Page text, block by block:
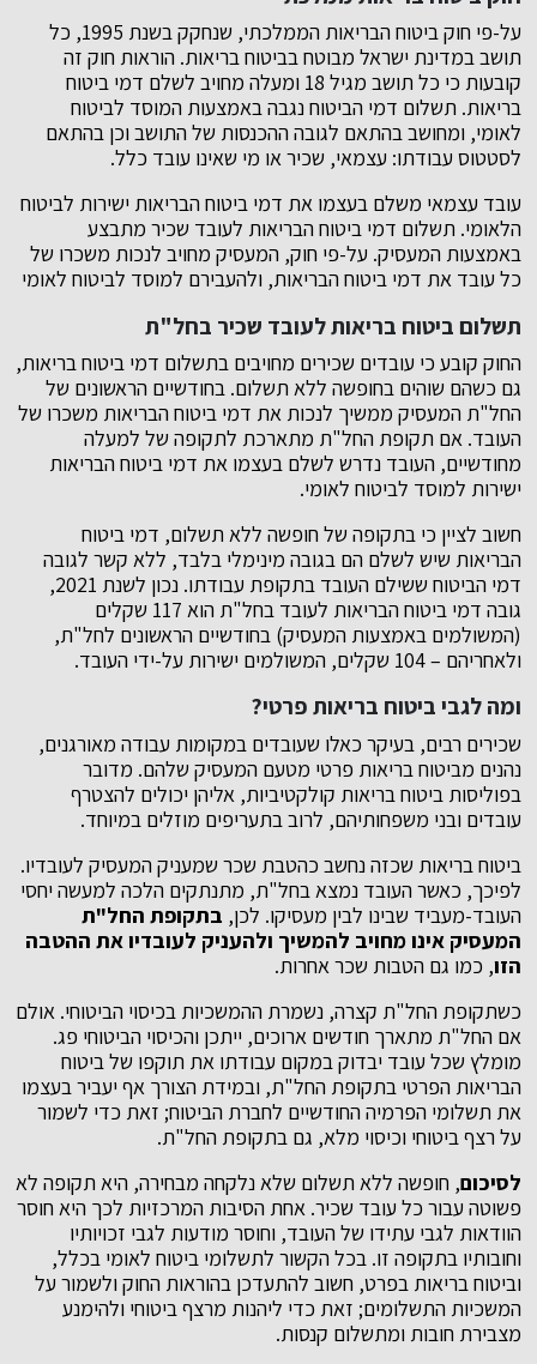
על-פי חוק ביטוח הבריאות הממלכתי, שנחקק בשנת 1995, כל
תושב במדינת ישראל מבוטח בביטוח בריאות. הוראות חוק זה
קובעות כי כל תושב מגיל 18 ומעלה מחויב לשלם דמי ביטוח
בריאות. תשלום דמי הביטוח נגבה באמצעות המוסד לביטוח
לאומי, ומחושב בהתאם לגובה ההכנסות של התושב וכן בהתאם
לסטטוס עבודתו: עצמאי, שכיר או מי שאינו עובד כלל.
עובד עצמאי משלם בעצמו את דמי ביטוח הבריאות ישירות לביטוח
הלאומי. תשלום דמי ביטוח הבריאות לעובד שכיר מתבצע
באמצעות המעסיק. על-פי חוק, המעסיק מחויב לנכות משכרו של
כל עובד את דמי ביטוח הבריאות, ולהעבירם למוסד לביטוח לאומי
תשלום ביטוח בריאות לעובד שכיר בחל"ת
החוק קובע כי עובדים שכירים מחויבים בתשלום דמי ביטוח בריאות,
גם כשהם שוהים בחופשה ללא תשלום. בחודשיים הראשונים של
החל"ת המעסיק ממשיך לנכות את דמי ביטוח הבריאות משכרו של
העובד. אם תקופת החל"ת מתארכת לתקופה של למעלה
מחודשיים, העובד נדרש לשלם בעצמו את דמי ביטוח הבריאות
ישירות למוסד לביטוח לאומי.
חשוב לציין כי בתקופה של חופשה ללא תשלום, דמי ביטוח
הבריאות שיש לשלם הם בגובה מינימלי בלבד, ללא קשר לגובה
דמי הביטוח ששילם העובד בתקופת עבודתו. נכון לשנת 2021,
גובה דמי ביטוח הבריאות לעובד בחל"ת הוא 117 שקלים
(המשולמים באמצעות המעסיק) בחודשיים הראשונים לחל"ת,
ולאחריהם – 104 שקלים, המשולמים ישירות על-ידי העובד.
ומה לגבי ביטוח בריאות פרטי?
שכירים רבים, בעיקר כאלו שעובדים במקומות עבודה מאורגנים,
נהנים מביטוח בריאות פרטי מטעם המעסיק שלהם. מדובר
בפוליסות ביטוח בריאות קולקטיביות, אליהן יכולים להצטרף
עובדים ובני משפחותיהם, לרוב בתעריפים מוזלים במיוחד.
ביטוח בריאות שכזה נחשב כהטבת שכר שמעניק המעסיק לעובדיו.
לפיכך, כאשר העובד נמצא בחל"ת, מתנתקים הלכה למעשה יחסי
העובד-מעביד שבינו לבין מעסיקו. לכן, בתקופת החל"ת
המעסיק אינו מחויב להמשיך ולהעניק לעובדיו את ההטבה
הזו, כמו גם הטבות שכר אחרות.
כשתקופת החל"ת קצרה, נשמרת ההמשכיות בכיסוי הביטוחי. אולם
אם החל"ת מתארך חודשים ארוכים, ייתכן והכיסוי הביטוחי פג.
מומלץ שכל עובד יבדוק במקום עבודתו את תוקפו של ביטוח
הבריאות הפרטי בתקופת החל"ת, ובמידת הצורך אף יעביר בעצמו
את תשלומי הפרמיה החודשיים לחברת הביטוח; זאת כדי לשמור
על רצף ביטוחי וכיסוי מלא, גם בתקופת החל"ת.
לסיכום, חופשה ללא תשלום שלא נלקחה מבחירה, היא תקופה לא
פשוטה עבור כל עובד שכיר. אחת הסיבות המרכזיות לכך היא חוסר
הוודאות לגבי עתידו של העובד, וחוסר מודעות לגבי זכויותיו
וחובותיו בתקופה זו. בכל הקשור לתשלומי ביטוח לאומי בכלל,
וביטוח בריאות בפרט, חשוב להתעדכן בהוראות החוק ולשמור על
המשכיות התשלומים; זאת כדי ליהנות מרצף ביטוחי ולהימנע
מצבירת חובות ומתשלום קנסות.